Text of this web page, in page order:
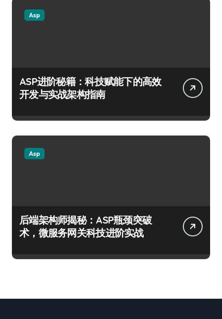
Asp
ASP进阶秘籍：科技赋能下的高效
开发与实战架构指南
Asp
后端架构师揭秘：ASP瓶颈突破
术，微服务网关科技进阶实战